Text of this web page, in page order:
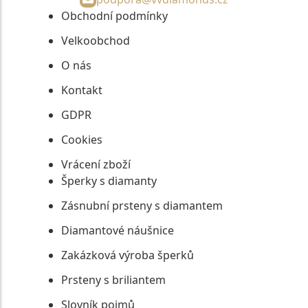
Obchodní podmínky
Velkoobchod
O nás
Kontakt
GDPR
Cookies
Vrácení zboží
Šperky s diamanty
Zásnubní prsteny s diamantem
Diamantové náušnice
Zakázková výroba šperků
Prsteny s briliantem
Slovník pojmů